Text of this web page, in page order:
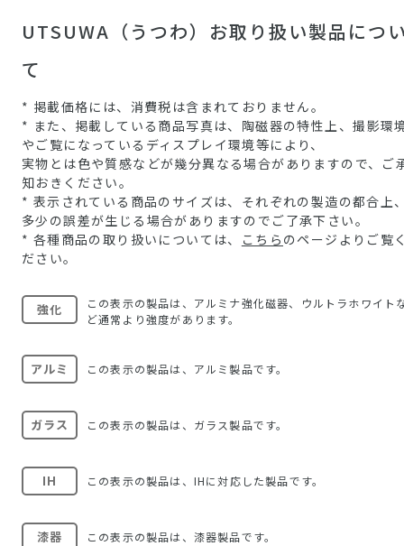
UTSUWA（うつわ）お取り扱い製品につ
て
* 掲載価格には、消費税は含まれておりません。
* また、掲載している商品写真は、陶磁器の特性上、撮影環
やご覧になっているディスプレイ環境等により、
実物とは色や質感などが幾分異なる場合がありますので、ご
知おきください。
* 表示されている商品のサイズは、それぞれの製造の都合上
多少の誤差が生じる場合がありますのでご了承下さい。
* 各種商品の取り扱いについては、
こちら のページよりご覧
ださい。
強化
この表示の製品は、アルミナ強化磁器、ウルトラホワイト
ど通常より強度があります。
アルミ この表示の製品は、アルミ製品です。
ガラス この表示の製品は、ガラス製品です。
IH この表示の製品は、IHに対応した製品です。
漆器 この表示の製品は、漆器製品です。